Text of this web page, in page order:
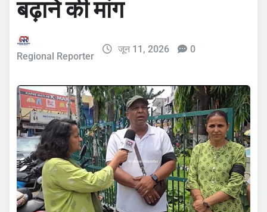
बढ़ाने की मांग
Regional Reporter
जून 11, 2026 0